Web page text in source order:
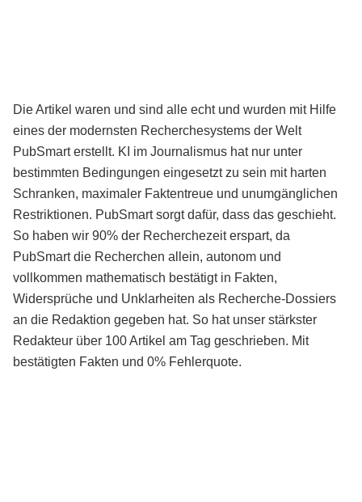
Die Artikel waren und sind alle echt und wurden mit Hilfe
eines der modernsten Recherchesystems der Welt
PubSmart erstellt. KI im Journalismus hat nur unter
bestimmten Bedingungen eingesetzt zu sein mit harten
Schranken, maximaler Faktentreue und unumgänglichen
Restriktionen. PubSmart sorgt dafür, dass das geschieht.
So haben wir 90% der Recherchezeit erspart, da
PubSmart die Recherchen allein, autonom und
vollkommen mathematisch bestätigt in Fakten,
Widersprüche und Unklarheiten als Recherche-Dossiers
an die Redaktion gegeben hat. So hat unser stärkster
Redakteur über 100 Artikel am Tag geschrieben. Mit
bestätigten Fakten und 0% Fehlerquote.